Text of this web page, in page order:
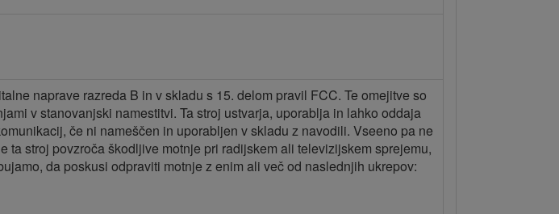
naprave razreda B in v skladu s 15. delom pravil FCC. Te omejitve so
v stanovanjski namestitvi. Ta stroj ustvarja, uporablja in lahko oddaja
če ni nameščen in uporabljen v skladu z navodili. Vseeno pa ne
stroj povzroča škodljive motnje pri radijskem ali televizijskem sprejemu,
da poskusi odpraviti motnje z enim ali več od naslednjih ukrepov: